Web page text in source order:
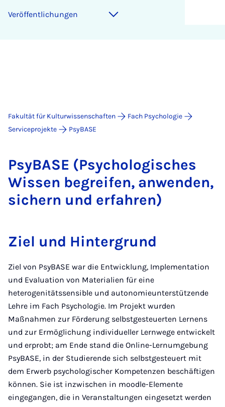
Veröffentlichungen
Fakultät für Kulturwissenschaften
Fach Psychologie
Serviceprojekte
PsyBASE
Psy­BA­SE (Psy­cho­lo­gi­sches
Wis­sen be­grei­fen, an­wen­den,
si­chern und er­fah­ren)
Ziel und Hintergrund
Ziel von PsyBASE war die Entwicklung, Implementation
und Evaluation von Materialien für eine
heterogenitätssensible und autonomieunterstützende
Lehre im Fach Psychologie. Im Projekt wurden
Maßnahmen zur Förderung selbstgesteuerten Lernens
und zur Ermöglichung individueller Lernwege entwickelt
und erprobt; am Ende stand die Online-Lernumgebung
PsyBASE, in der Studierende sich selbstgesteuert mit
dem Erwerb psychologischer Kompetenzen beschäftigen
können. Sie ist inzwischen in moodle-Elemente
eingegangen, die in Veranstaltungen eingesetzt werden